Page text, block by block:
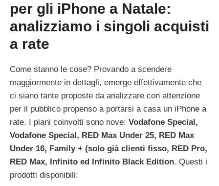
per gli iPhone a Natale:
analizziamo i singoli acquisti
a rate
Come stanno le cose? Provando a scendere
maggiormente in dettagli, emerge effettivamente che
ci siano tante proposte da analizzare con attenzione
per il pubblico propenso a portarsi a casa un iPhone a
rate. I piani coinvolti sono nove: Vodafone Special,
Vodafone Special, RED Max Under 25, RED Max
Under 16, Family + (solo già clienti fisso, RED Pro,
RED Max, Infinito ed Infinito Black Edition. Questi i
prodotti disponibili: